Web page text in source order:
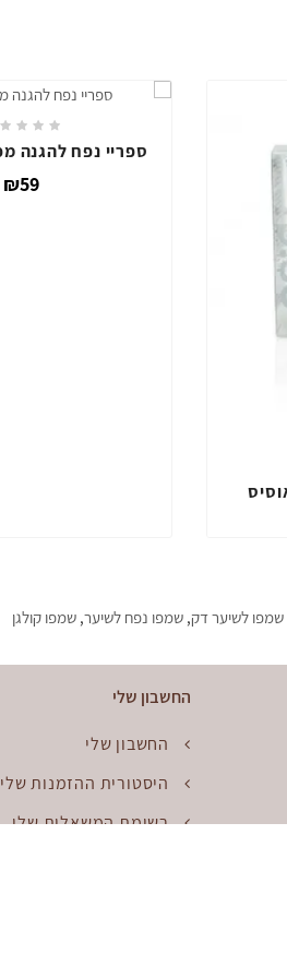
שמפו לשיער דק, שמפו נפח לשיער, שמפו קולגן
החשבון שלי
החשבון שלי
היסטורית ההזמנות שלי
רשימת המשאלות שלי